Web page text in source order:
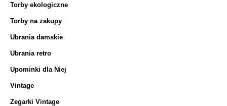
Torby ekologiczne
Torby na zakupy
Ubrania damskie
Ubrania retro
Upominki dla Niej
Vintage
Zegarki Vintage